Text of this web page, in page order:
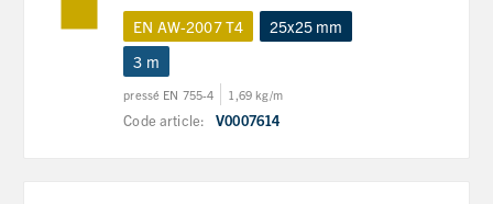
EN AW-2007 T4
25x25 mm
3 m
pressé EN 755-4 1,69 kg/m
Code article: V0007614